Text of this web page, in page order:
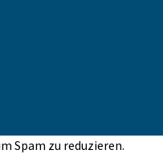
Spam zu reduzieren.